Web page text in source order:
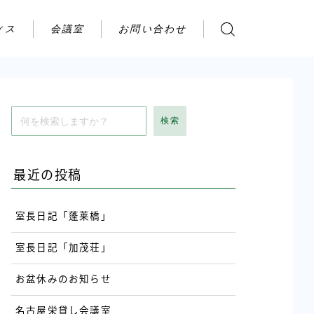
ス 会議室 お問い合わせ
アクセス 検索
最近の投稿
室長日記「蓬莱橋」
室長日記「加茂荘」
お盆休みのお知らせ
名古屋栄貸し会議室